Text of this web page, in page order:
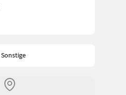
Sonstige